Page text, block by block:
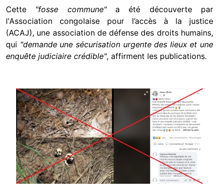
Cette "fosse commune"a été découverte par
l'Association congolaise pour l’accès à la justice
(ACAJ), une association de défense des droits humains,
qui "demande une sécurisation urgente des lieux et une
enquête judiciaire crédible", affirment les publications.
Image